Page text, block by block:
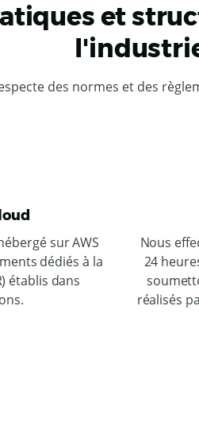
et
des normes et des
sur AWS
dédiés à la
établis dans
Nous
24
réalisés